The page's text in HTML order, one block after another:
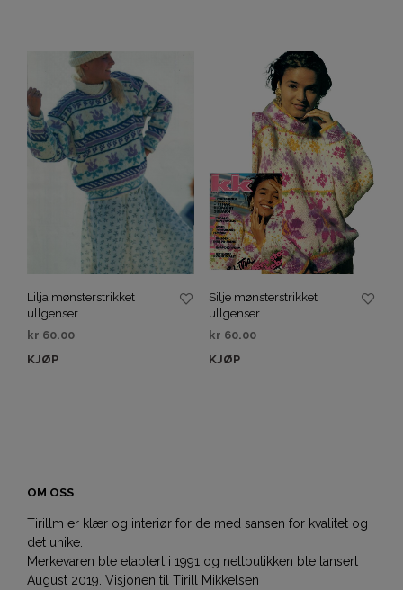
Lilja mønsterstrikket
ullgenser
kr 60.00
KJØP
Silje mønsterstrikket
ullgenser
kr 60.00
KJØP
OM OSS
Tirillm er klær og interiør for de med sansen for kvalitet og
det unike.
Merkevaren ble etablert i 1991 og nettbutikken ble lansert i
August 2019. Visjonen til Tirill Mikkelsen